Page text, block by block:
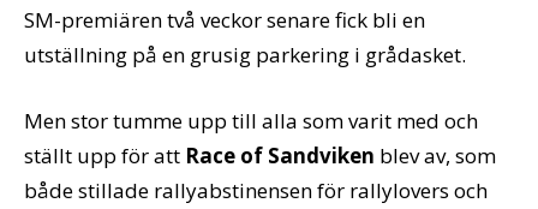
SM-premiären två veckor senare fick bli en
utställning på en grusig parkering i grådasket.
Men stor tumme upp till alla som varit med och
ställt upp för att Race of Sandviken blev av, som
både stillade rallyabstinensen för rallylovers och